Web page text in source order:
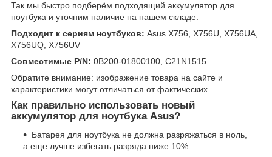
Так мы быстро подберём подходящий аккумулятор для
ноутбука и уточним наличие на нашем складе.
Подходит к сериям ноутбуков: Asus X756, X756U, X756UA,
X756UQ, X756UV
Совместимые P/N: 0B200-01800100, C21N1515
Обратите внимание: изображение товара на сайте и
характеристики могут отличаться от фактических.
Как правильно использовать новый
аккумулятор для ноутбука Asus?
Батарея для ноутбука не должна разряжаться в ноль,
а еще лучше избегать разряда ниже 10%.